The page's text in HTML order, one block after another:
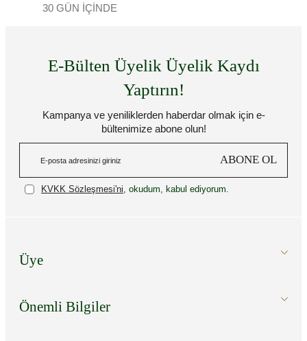
30 GÜN İÇİNDE
E-Bülten Üyelik Üyelik Kaydı
Yaptırın!
Kampanya ve yeniliklerden haberdar olmak için e-
bültenimize abone olun!
ABONE OL
KVKK Sözleşmesi'ni , okudum, kabul ediyorum.
Üye
Önemli Bilgiler